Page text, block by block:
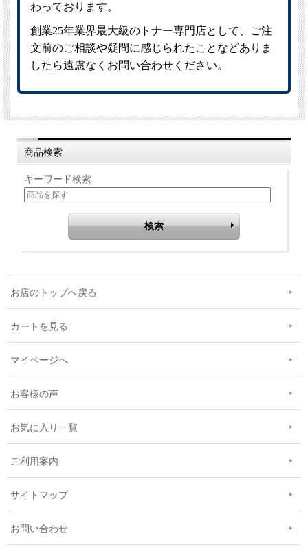
商品検索
キーワード検索
お店のトップへ戻る
カートを見る
マイページへ
お客様の声
お気に入り一覧
ご利用案内
サイトマップ
お問い合わせ